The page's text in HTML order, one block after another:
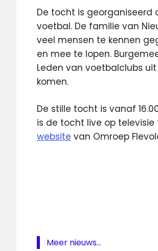
De tocht is georganiseerd
voetbal. De familie van
veel mensen te kennen
en mee te lopen.
Leden van voetbalclubs
komen.
De stille tocht is vanaf
is de tocht live op
website van Omroep
Meer nieuws...